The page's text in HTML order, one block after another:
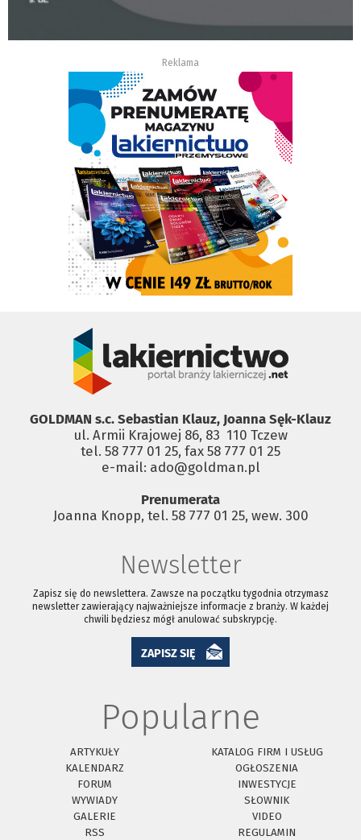
Reklama
GOLDMAN s.c. Sebastian Klauz, Joanna Sęk-Klauz
ul. Armii Krajowej 86, 83 ­ 110 Tczew
tel. 58 777 01 25, fax 58 777 01 25
e-mail: ado@goldman.pl
Prenumerata
Joanna Knopp, tel. 58 777 01 25, wew. 300
Newsletter
Zapisz się do newslettera. Zawsze na początku tygodnia otrzymasz
newsletter zawierający najważniejsze informacje z branży. W każdej
chwili będziesz mógł anulować subskrypcję.
ZAPISZ SIĘ
Popularne
ARTYKUŁY
KATALOG FIRM I USŁUG
KALENDARZ
OGŁOSZENIA
FORUM
INWESTYCJE
WYWIADY
SŁOWNIK
GALERIE
VIDEO
RSS
REGULAMIN